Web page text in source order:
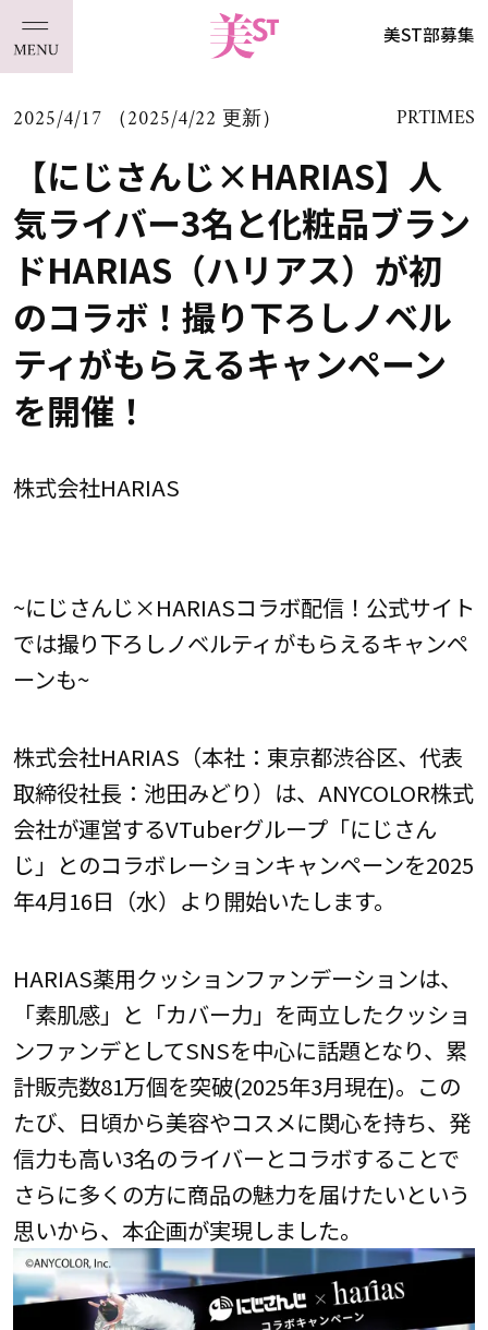
美ST部募集
2025/4/17 （2025/4/22 更新） PRTIMES
【にじさんじ×HARIAS】人
気ライバー3名と化粧品ブラン
ドHARIAS（ハリアス）が初
のコラボ！撮り下ろしノベル
ティがもらえるキャンペーン
を開催！
株式会社HARIAS
~にじさんじ×HARIASコラボ配信！公式サイト
では撮り下ろしノベルティがもらえるキャンペ
ーンも~
株式会社HARIAS（本社：東京都渋谷区、代表
取締役社長：池田みどり）は、ANYCOLOR株式
会社が運営するVTuberグループ「にじさん
じ」とのコラボレーションキャンペーンを2025
年4月16日（水）より開始いたします。
HARIAS薬用クッションファンデーションは、
「素肌感」と「カバー力」を両立したクッショ
ンファンデとしてSNSを中心に話題となり、累
計販売数81万個を突破(2025年3月現在)。この
たび、日頃から美容やコスメに関心を持ち、発
信力も高い3名のライバーとコラボすることで
さらに多くの方に商品の魅力を届けたいという
思いから、本企画が実現しました。